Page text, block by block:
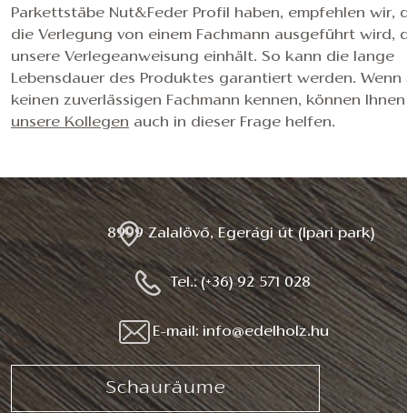
Parkettstäbe Nut&Feder Profil haben, empfehlen wir,
die Verlegung von einem Fachmann ausgeführt wird,
unsere Verlegeanweisung einhält. So kann die lange
Lebensdauer des Produktes garantiert werden. Wenn
keinen zuverlässigen Fachmann kennen, können Ihnen
unsere Kollegen auch in dieser Frage helfen.
8999 Zalalövő, Egerági út (Ipari park)
Tel.: (+36) 92 571 028
E-mail: info@edelholz.hu
Schauräume